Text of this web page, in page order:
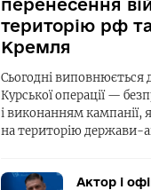
перенесення
територію рф
Кремля
Сьогодні виповнюється
Курської операції —
і виконанням кампанії,
на територію держави-
Актор і